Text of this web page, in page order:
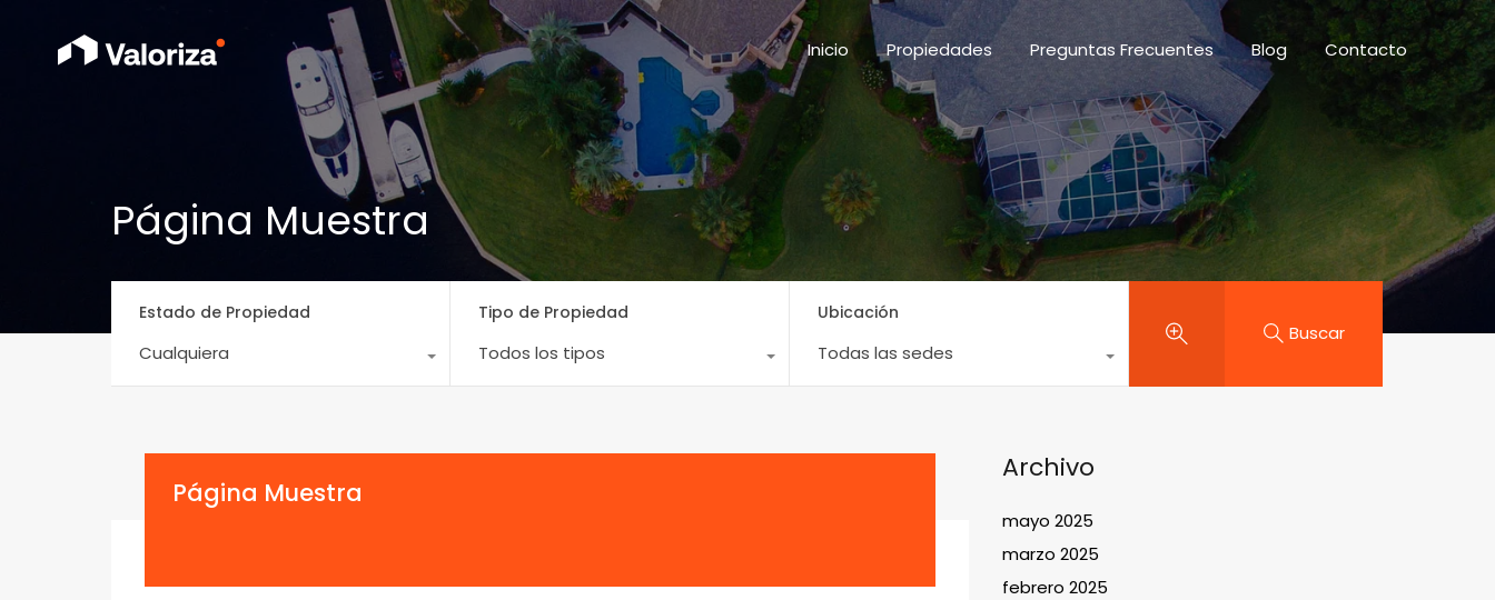
Inicio Propiedades Preguntas Frecuentes Blog Contacto
Inicio Propiedades Preguntas Frecuentes Blog Contacto
Página Muestra
Estado de Propiedad
Cualquiera
Tipo de Propiedad
Todos los tipos
Ubicación
Todas las sedes
Buscar
Página Muestra
Archivo
mayo 2025
marzo 2025
febrero 2025